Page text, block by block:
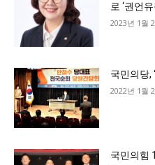
로 ‘권언
2023년 1월
국민의당,
2022년 1월
국민의힘